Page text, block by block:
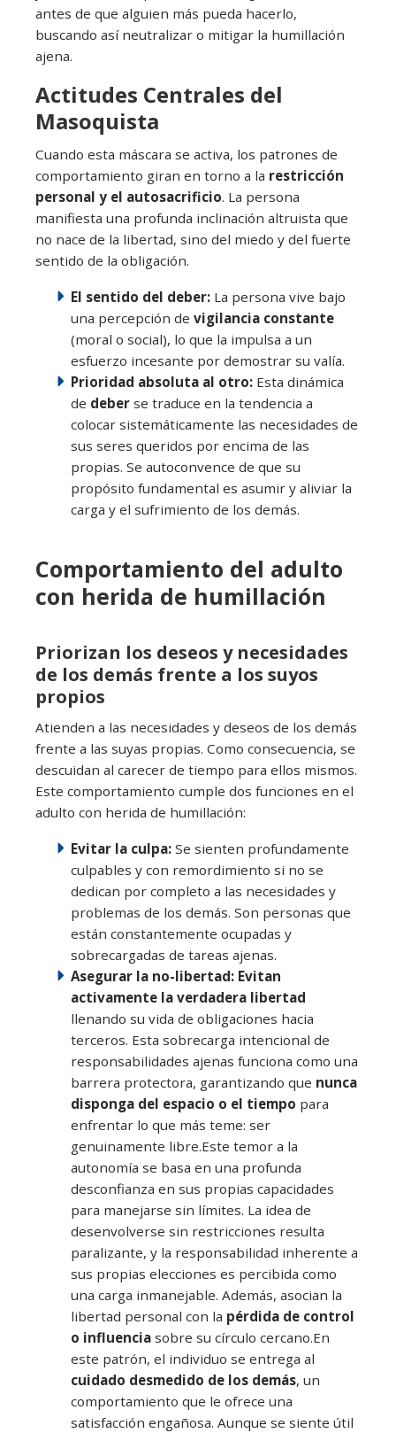
antes de que alguien más pueda hacerlo,
buscando así neutralizar o mitigar la humillación
ajena.
Actitudes Centrales del
Masoquista
Cuando esta máscara se activa, los patrones de
comportamiento giran en torno a la restricción
personal y el autosacrificio. La persona
manifiesta una profunda inclinación altruista que
no nace de la libertad, sino del miedo y del fuerte
sentido de la obligación.
El sentido del deber: La persona vive bajo
una percepción de vigilancia constante
(moral o social), lo que la impulsa a un
esfuerzo incesante por demostrar su valía.
Prioridad absoluta al otro: Esta dinámica
de deber se traduce en la tendencia a
colocar sistemáticamente las necesidades de
sus seres queridos por encima de las
propias. Se autoconvence de que su
propósito fundamental es asumir y aliviar la
carga y el sufrimiento de los demás.
Comportamiento del adulto
con herida de humillación
Priorizan los deseos y necesidades
de los demás frente a los suyos
propios
Atienden a las necesidades y deseos de los demás
frente a las suyas propias. Como consecuencia, se
descuidan al carecer de tiempo para ellos mismos.
Este comportamiento cumple dos funciones en el
adulto con herida de humillación:
Evitar la culpa: Se sienten profundamente
culpables y con remordimiento si no se
dedican por completo a las necesidades y
problemas de los demás. Son personas que
están constantemente ocupadas y
sobrecargadas de tareas ajenas.
Asegurar la no-libertad: Evitan
activamente la verdadera libertad
llenando su vida de obligaciones hacia
terceros. Esta sobrecarga intencional de
responsabilidades ajenas funciona como una
barrera protectora, garantizando que nunca
disponga del espacio o el tiempo para
enfrentar lo que más teme: ser
genuinamente libre.Este temor a la
autonomía se basa en una profunda
desconfianza en sus propias capacidades
para manejarse sin límites. La idea de
desenvolverse sin restricciones resulta
paralizante, y la responsabilidad inherente a
sus propias elecciones es percibida como
una carga inmanejable. Además, asocian la
libertad personal con la pérdida de control
o influencia sobre su círculo cercano.En
este patrón, el individuo se entrega al
cuidado desmedido de los demás, un
comportamiento que le ofrece una
satisfacción engañosa. Aunque se siente útil